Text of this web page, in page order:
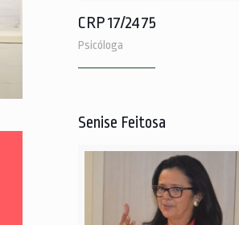
CRP 17/2475
Psicóloga
Senise Feitosa